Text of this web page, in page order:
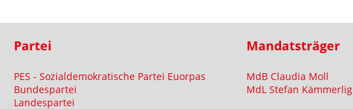
Partei
PES - Sozialdemokratische Partei Euorpas
Bundespartei
Landespartei
Mandatsträger
MdB Claudia Moll
MdL Stefan Kämmerlig